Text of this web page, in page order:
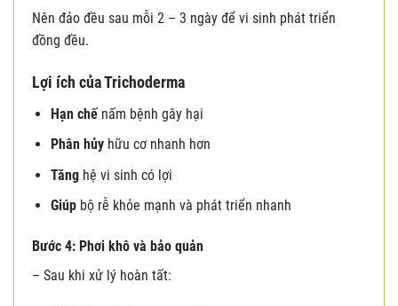
Nên đảo đều sau mỗi 2 – 3 ngày để vi sinh phát triển
đồng đều.
Lợi ích của Trichoderma
Hạn chếnấm bệnh gây hại
Phân hủyhữu cơ nhanh hơn
Tănghệ vi sinh có lợi
Giúpbộ rễ khỏe mạnh và phát triển nhanh
Bước 4: Phơi khô và bảo quản
– Sau khi xử lý hoàn tất: